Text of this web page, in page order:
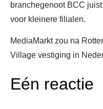
branchegenoot BCC
voor kleinere filialen.
MediaMarkt zou na
Village vestiging in
Eén reactie